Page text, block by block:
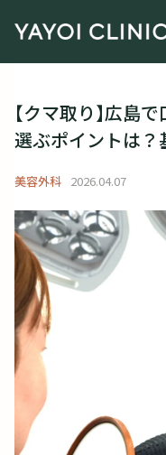
【クマ取り】広島
選ぶポイントは
美容外科 2026.04.07